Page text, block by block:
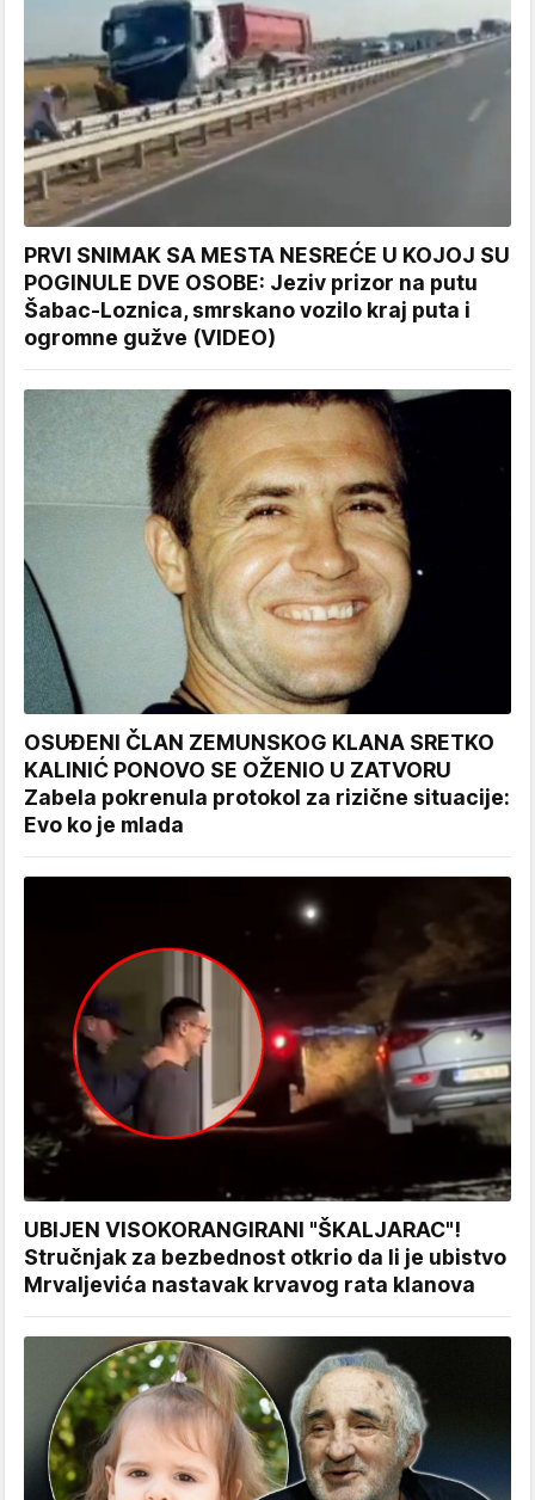
PRVI SNIMAK SA MESTA NESREĆE U KOJOJ SU
POGINULE DVE OSOBE: Jeziv prizor na putu
Šabac-Loznica, smrskano vozilo kraj puta i
ogromne gužve (VIDEO)
OSUĐENI ČLAN ZEMUNSKOG KLANA SRETKO
KALINIĆ PONOVO SE OŽENIO U ZATVORU
Zabela pokrenula protokol za rizične situacije:
Evo ko je mlada
UBIJEN VISOKORANGIRANI "ŠKALJARAC"!
Stručnjak za bezbednost otkrio da li je ubistvo
Mrvaljevića nastavak krvavog rata klanova